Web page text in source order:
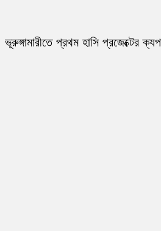
ভূরুঙ্গামারীতে প্রথম হাসি প্রজেক্টের